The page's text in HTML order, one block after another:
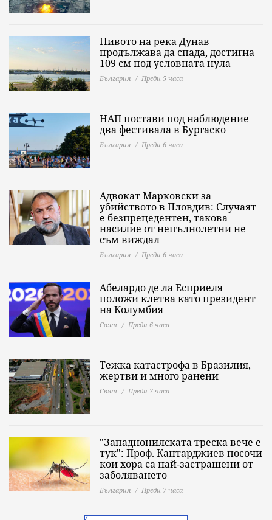
Нивото на река Дунав
продължава да спада, достигна
109 см под условната нула
България Преди 5 часа
НАП постави под наблюдение
два фестивала в Бургаско
България Преди 6 часа
Адвокат Марковски за
убийството в Пловдив: Случаят
е безпрецедентен, такова
насилие от непълнолетни не
съм виждал
България Преди 6 часа
Абелардо де ла Есприеля
положи клетва като президент
на Колумбия
Свят Преди 6 часа
Тежка катастрофа в Бразилия,
жертви и много ранени
Свят Преди 7 часа
"Западнонилската треска вече е
тук": Проф. Кантарджиев посочи
кои хора са най-застрашени от
заболяването
България Преди 7 часа